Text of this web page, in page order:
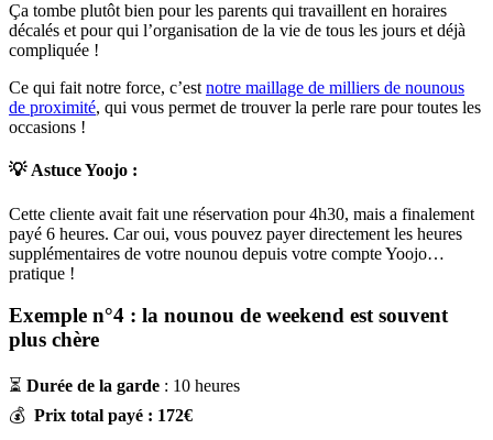
Ça tombe plutôt bien pour les parents qui travaillent en horaires
décalés et pour qui l’organisation de la vie de tous les jours et déjà
compliquée !
Ce qui fait notre force, c’est notre maillage de milliers de nounous
de proximité, qui vous permet de trouver la perle rare pour toutes les
occasions !
💡 Astuce Yoojo :
Cette cliente avait fait une réservation pour 4h30, mais a finalement
payé 6 heures. Car oui, vous pouvez payer directement les heures
supplémentaires de votre nounou depuis votre compte Yoojo…
pratique !
Exemple n°4 : la nounou de weekend est souvent
plus chère
⏳ Durée de la garde : 10 heures
💰 Prix total payé : 172€